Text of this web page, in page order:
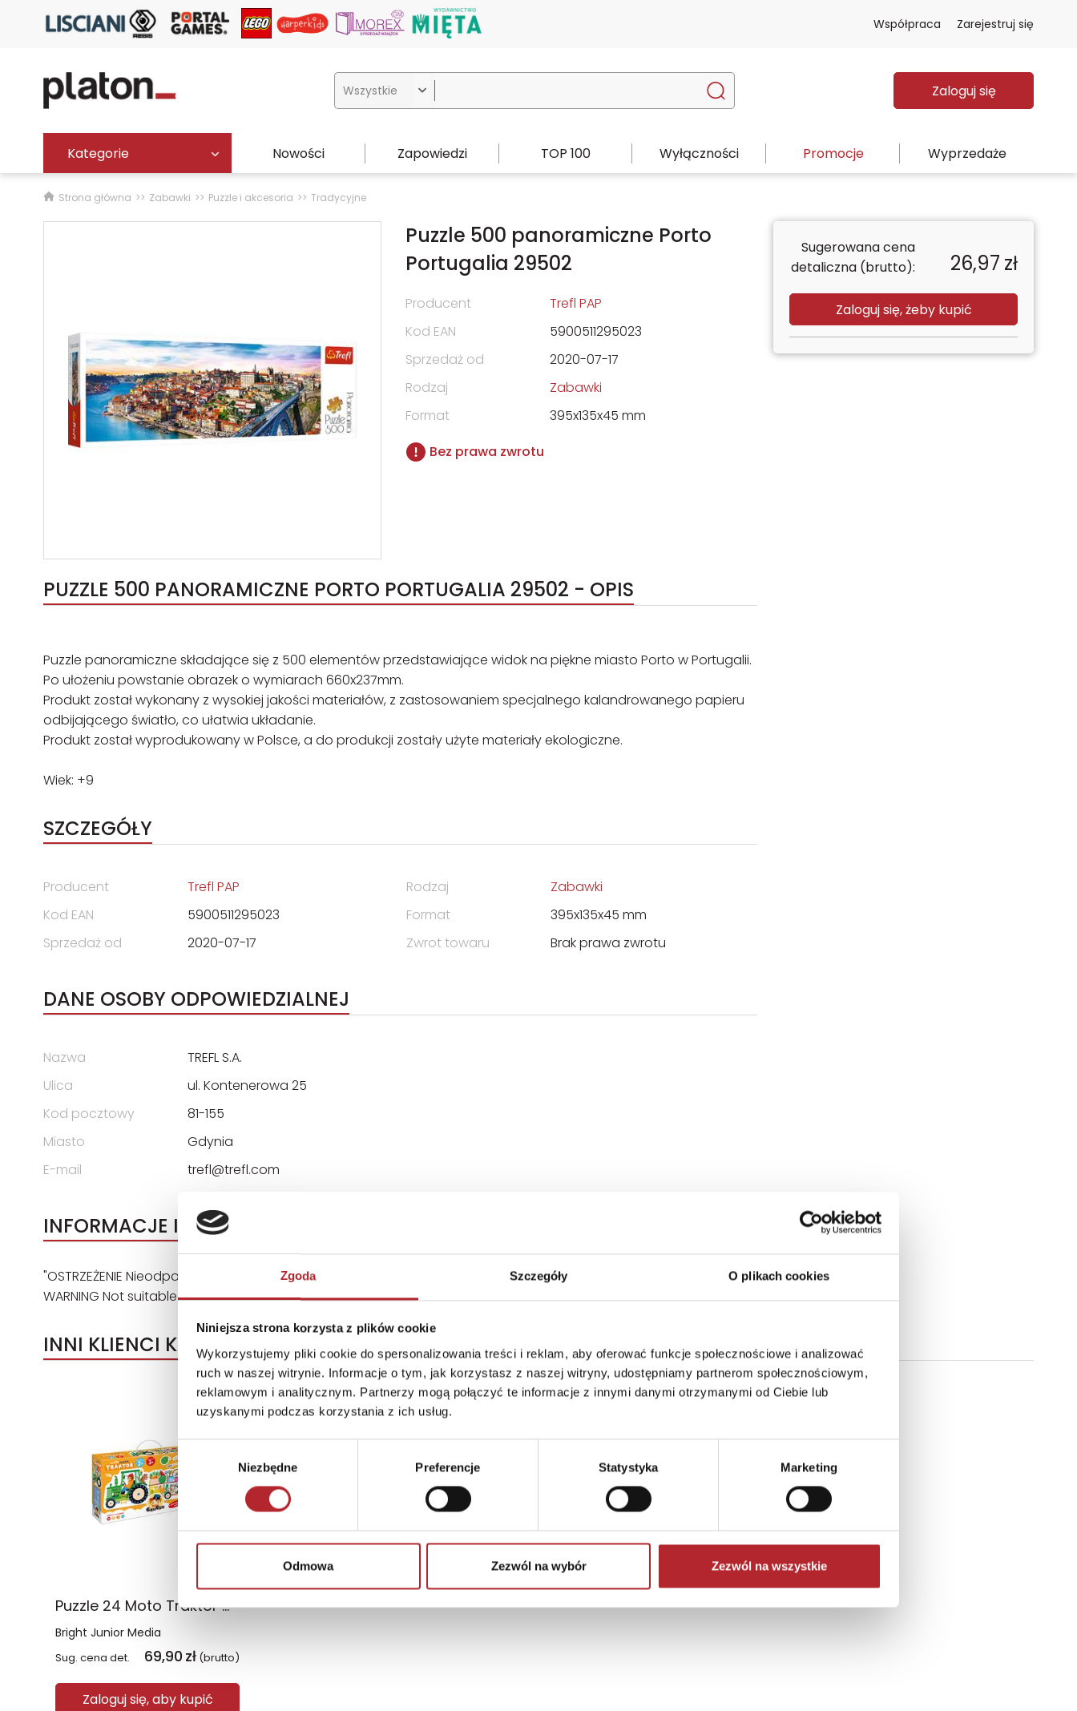
Zgoda Szczegóły O plikach cookies
Niniejsza strona korzysta z plików cookie
Wykorzystujemy pliki cookie do spersonalizowania treści i reklam, aby oferować funkcje społecznościowe i analizować
ruch w naszej witrynie. Informacje o tym, jak korzystasz z naszej witryny, udostępniamy partnerom społecznościowym,
reklamowym i analitycznym. Partnerzy mogą połączyć te informacje z innymi danymi otrzymanymi od Ciebie lub
uzyskanymi podczas korzystania z ich usług.
Wybór
zgody
Niezbędne Preferencje Statystyka Marketing
Odmowa Zezwól na wybór Zezwól na wszystkie
Współpraca Zarejestruj się
 Zaloguj się
Kategorie Nowości Zapowiedzi TOP 100 Wyłączności Promocje Wyprzedaże
Strona główna Zabawki Puzzle i akcesoria Tradycyjne
Puzzle 500 panoramiczne Porto
Portugalia 29502
Producent
Trefl PAP
Kod EAN
5900511295023
Sprzedaż od
2020-07-17
Rodzaj
Zabawki
Format
395x135x45 mm
Bez prawa zwrotu
PUZZLE 500 PANORAMICZNE PORTO PORTUGALIA 29502 - OPIS
Puzzle panoramiczne składające się z 500 elementów przedstawiające widok na piękne miasto Porto w Portugalii.
Po ułożeniu powstanie obrazek o wymiarach 660x237mm.
Produkt został wykonany z wysokiej jakości materiałów, z zastosowaniem specjalnego kalandrowanego papieru
odbijającego światło, co ułatwia układanie.
Produkt został wyprodukowany w Polsce, a do produkcji zostały użyte materiały ekologiczne.
Wiek: +9
SZCZEGÓŁY
Producent
Trefl PAP
Kod EAN
5900511295023
Sprzedaż od
2020-07-17
Rodzaj
Zabawki
Format
395x135x45 mm
Zwrot towaru
Brak prawa zwrotu
DANE OSOBY ODPOWIEDZIALNEJ
Nazwa
TREFL S.A.
Ulica
ul. Kontenerowa 25
Kod pocztowy
81-155
Miasto
Gdynia
E-mail
trefl@trefl.com
INFORMACJE I OSTRZEŻENIA
"OSTRZEŻENIE Nieodpowiednie dla dzieci w wieku poniżej 3 lat. Istnieje ryzyko zadławienia się małymi elementami.
WARNING Not suitable for children under three years. There is a risk of choking on small parts."
Sugerowana cena
detaliczna (brutto):
26,97 zł
Zaloguj się, żeby kupić
INNI KLIENCI KUPOWALI
Puzzle 24 Moto Traktor CzuCzu
Bright Junior Media
Sug. cena det. 69,90 zł (brutto)
Zaloguj się, aby kupić